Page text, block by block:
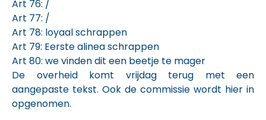
Art 76: /
Art 77: /
Art 78: loyaal schrappen
Art 79: Eerste alinea schrappen
Art 80: we vinden dit een beetje te mager
De overheid komt vrijdag terug met een
aangepaste tekst. Ook de commissie wordt hier in
opgenomen.